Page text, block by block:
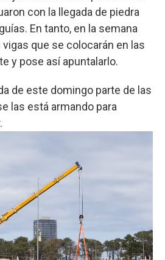
con la llegada de piedra
En tanto, en la semana
que se colocarán en las
y pose así apuntalarlo.
de este domingo parte de las
las está armando para